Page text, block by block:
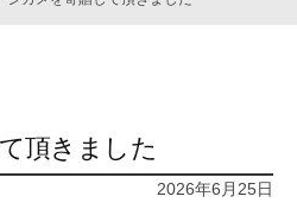
頂きました
2026年6月25日